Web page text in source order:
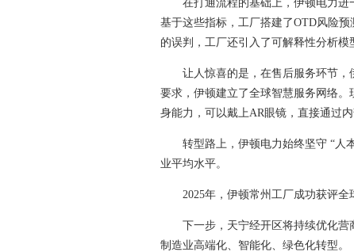
在打通流程的基础上，伊顿电力进
基于这些指标，工厂搭建了OTD风险
的误判，工厂还引入了可解释性分析模
让人惊喜的是，在售后服务环节
要求，伊顿建立了全球智慧服务网络。
身能力，可以戴上AR眼镜，直接通过
转型路上，伊顿电力始终坚守 “人
业平均水平。
2025年，伊顿常州工厂成功获评全
下一步，天宁经开区将持续优化
制造业高端化、智能化、绿色化转型。